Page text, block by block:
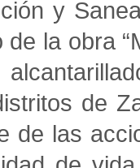
y
la obra
de
de las